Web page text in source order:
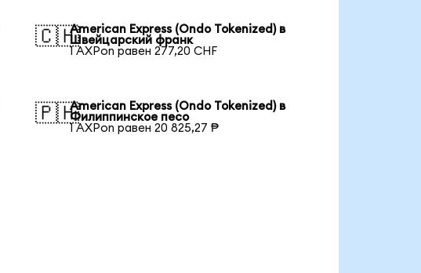
🇨🇭American Express (Ondo Tokenized) в
Швейцарский франк
1 AXPon равен 277,20 CHF
🇵🇭American Express (Ondo Tokenized) в
Филиппинское песо
1 AXPon равен 20 825,27 ₱